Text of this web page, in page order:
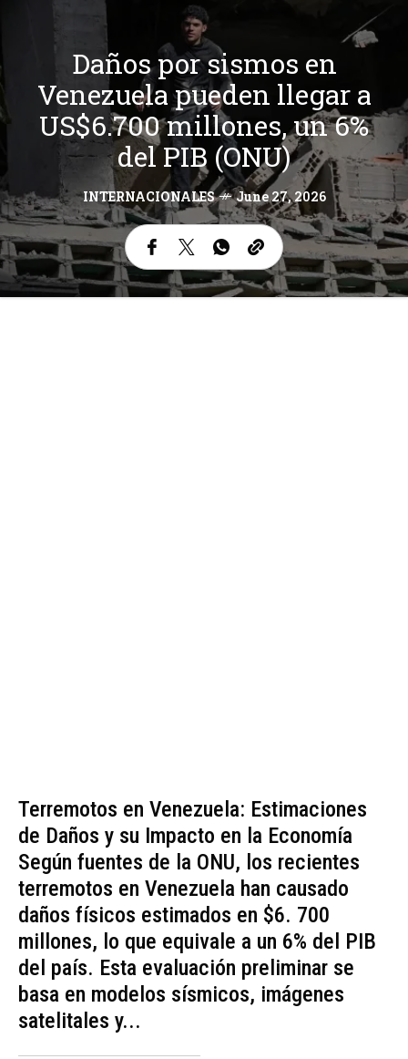
Daños por sismos en
Venezuela pueden llegar a
US$6.700 millones, un 6%
del PIB (ONU)
INTERNACIONALES June 27, 2026
Terremotos en Venezuela: Estimaciones
de Daños y su Impacto en la Economía
Según fuentes de la ONU, los recientes
terremotos en Venezuela han causado
daños físicos estimados en $6. 700
millones, lo que equivale a un 6% del PIB
del país. Esta evaluación preliminar se
basa en modelos sísmicos, imágenes
satelitales y...